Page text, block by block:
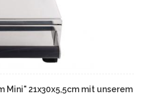
Mini" 21x30x5,5cm mit unserem